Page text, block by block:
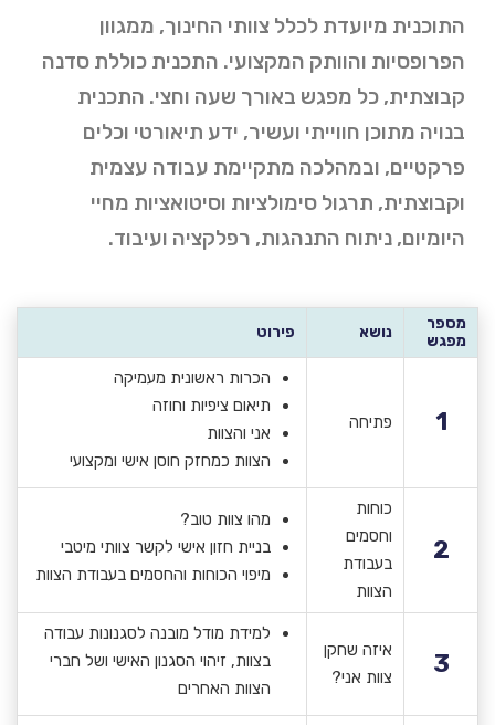
התוכנית מיועדת לכלל צוותי החינוך, ממגוון
הפרופסיות והוותק המקצועי. התכנית כוללת סדנה
קבוצתית, כל מפגש באורך שעה וחצי. התכנית
בנויה מתוכן חווייתי ועשיר, ידע תיאורטי וכלים
פרקטיים, ובמהלכה מתקיימת עבודה עצמית
וקבוצתית, תרגול סימולציות וסיטואציות מחיי
היומיום, ניתוח התנהגות, רפלקציה ועיבוד.
מספר
מפגש
נושא פירוט
1 פתיחה
הכרות ראשונית מעמיקה
תיאום ציפיות וחוזה
אני והצוות
הצוות כמחזק חוסן אישי ומקצועי
2
כוחות
וחסמים
בעבודת
הצוות
מהו צוות טוב?
בניית חזון אישי לקשר צוותי מיטבי
מיפוי הכוחות והחסמים בעבודת הצוות
3
איזה שחקן
צוות אני?
למידת מודל מובנה לסגנונות עבודה
בצוות, זיהוי הסגנון האישי ושל חברי
הצוות האחרים